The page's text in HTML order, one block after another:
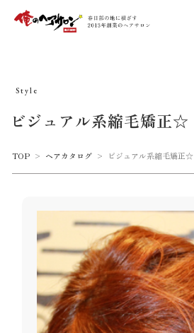
Style
ビジュアル系縮毛矯正☆
TOP > ヘアカタログ > ビジュアル系縮毛矯正☆